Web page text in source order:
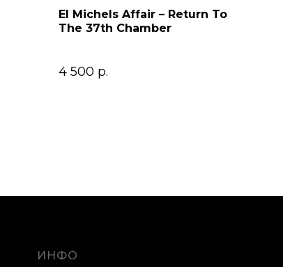
El Michels Affair – Return To
The 37th Chamber
4 500 р.
ИНФО